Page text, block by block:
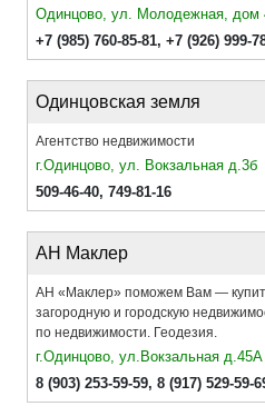
Одинцово, ул. Молодежная, дом
+7 (985) 760-85-81, +7 (926) 999-
Одинцовская земля
Агентство недвижимости
г.Одинцово, ул. Вокзальная д.3б
509-46-40, 749-81-16
АН Маклер
АН «Маклер» поможем Вам —
загородную и городскую
по недвижимости. Геодезия.
г.Одинцово, ул.Вокзальная
8 (903) 253-59-59, 8 (917) 529-59-